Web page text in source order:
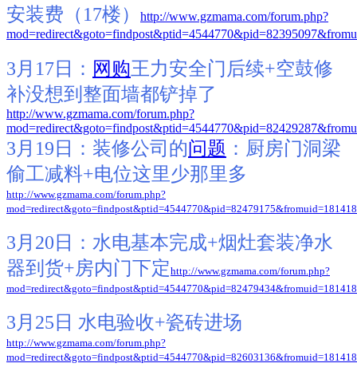
安装费（17楼）
http://www.gzmama.com/forum.php?
3月17日： 网购王力安全门后续+空鼓修
补没想到整面墙都铲掉了
http://www.gzmama.com/forum.php?
3月19日： 装修公司的问题 ：厨房门洞梁
偷工减料+电位这里少那里多
http://www.gzmama.com/forum.php?
3月20日： 水电基本完成+烟灶套装净水
器到货+房内门下定http://www.gzmama.com/forum.php?
3月25日 水电验收+瓷砖进场
http://www.gzmama.com/forum.php?